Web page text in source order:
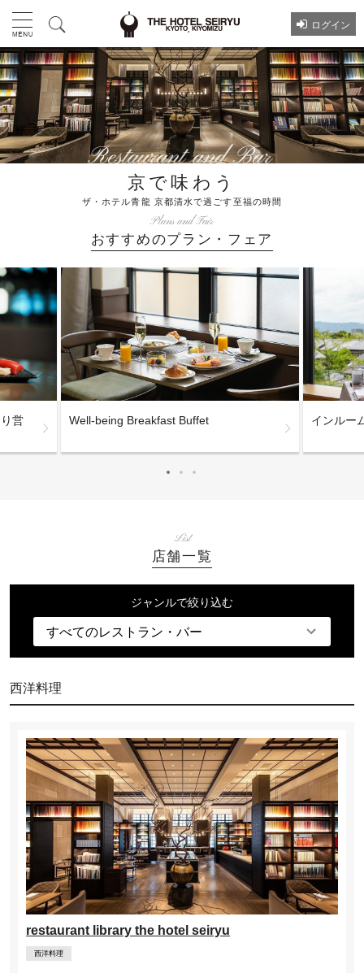
ログイン
京で味わう
ザ・ホテル青龍 京都清水で過ごす至福の時間
Plans and Fair
おすすめのプラン・フェア
営 Well-being Breakfast Buffet インルー
List
店舗一覧
ジャンルで絞り込む
西洋料理
restaurant library the hotel seiryu
西洋料理